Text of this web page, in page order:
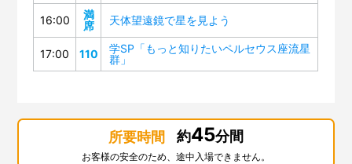
16:00
満
席
天体望遠鏡で星を見よう
17:00 110
学SP「もっと知りたいペルセウス座流星
群」
所要時間 約45分間
お客様の安全のため、途中入場できません。